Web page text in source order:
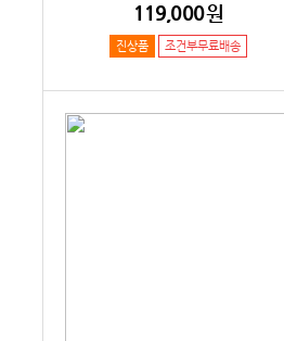
119,000원
진상품 조건부무료배송